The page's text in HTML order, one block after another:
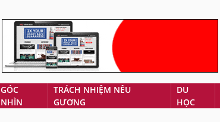
GÓC
NHÌN
TRÁCH NHIỆM NÊU
GƯƠNG
DU
HỌC